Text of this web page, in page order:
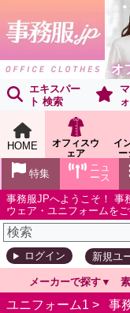
オ
エキスパー
ト 検索
HOME
オフィスウ
ェア
イ
ー
シ
ニュ
ース
特集
事務服JPへようこそ！ 事
ウェア・ユニフォームを
ログイン 新規ユ
メーカーで探す
ユニフォーム1 > 事